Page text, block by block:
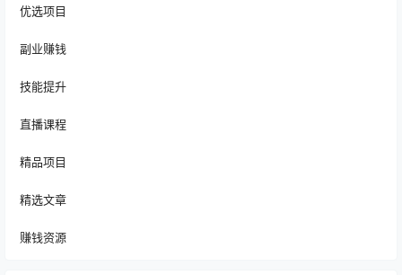
优选项目
副业赚钱
技能提升
直播课程
精品项目
精选文章
赚钱资源